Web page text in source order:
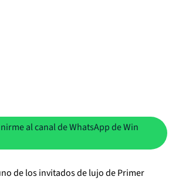
al canal de WhatsApp de Win
de los invitados de lujo de Primer